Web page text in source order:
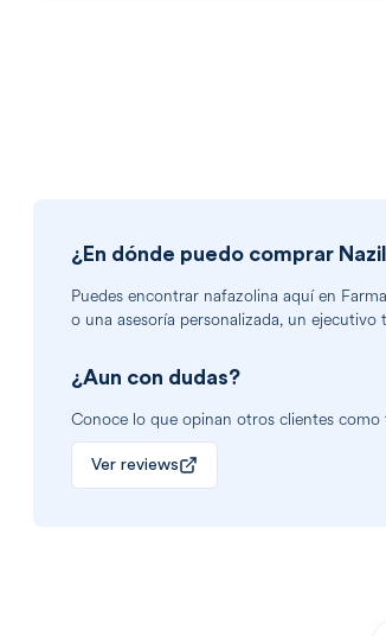
¿En dónde puedo comprar
Puedes encontrar nafazolina aquí en
o una asesoría personalizada, un ejecutivo
¿Aun con dudas?
Conoce lo que opinan otros clientes como
Ver reviews